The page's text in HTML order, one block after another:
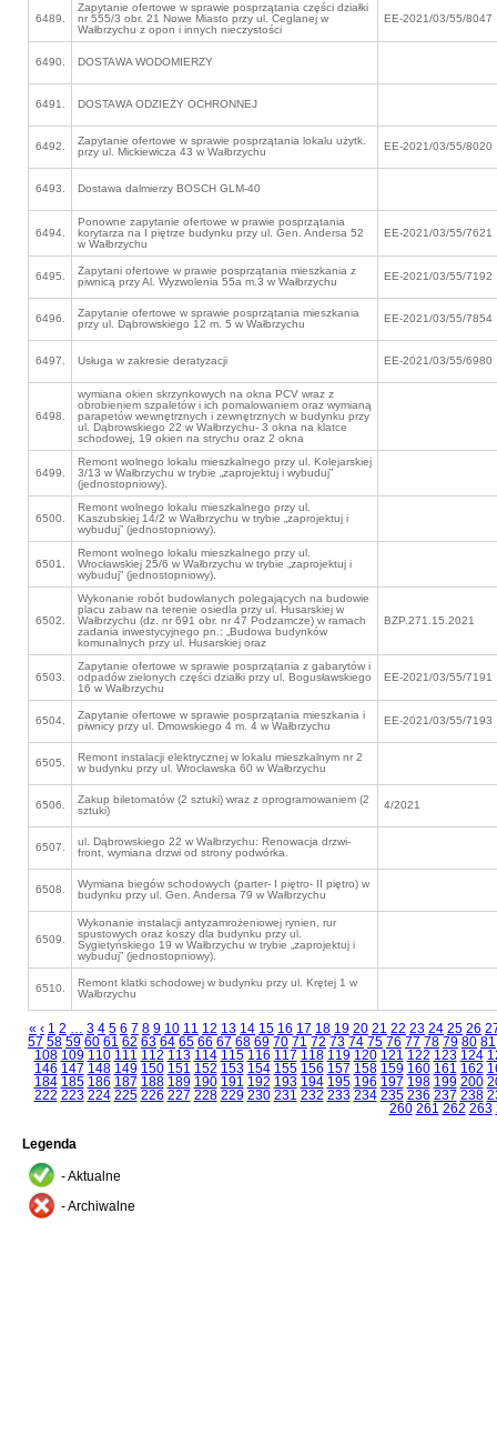
6489.
Zapytanie ofertowe w sprawie posprzątania części działki
nr 555/3 obr. 21 Nowe Miasto przy ul. Ceglanej w
Wałbrzychu z opon i innych nieczystości
EE-2021/03/55/8047
6490. DOSTAWA WODOMIERZY
6491. DOSTAWA ODZIEŻY OCHRONNEJ
6492.
Zapytanie ofertowe w sprawie posprzątania lokalu użytk.
przy ul. Mickiewicza 43 w Wałbrzychu
EE-2021/03/55/8020
6493. Dostawa dalmierzy BOSCH GLM-40
6494.
Ponowne zapytanie ofertowe w prawie posprzątania
korytarza na I piętrze budynku przy ul. Gen. Andersa 52
w Wałbrzychu
EE-2021/03/55/7621
6495.
Zapytani ofertowe w prawie posprzątania mieszkania z
piwnicą przy Al. Wyzwolenia 55a m.3 w Wałbrzychu
EE-2021/03/55/7192
6496.
Zapytanie ofertowe w sprawie posprzątania mieszkania
przy ul. Dąbrowskiego 12 m. 5 w Wałbrzychu
EE-2021/03/55/7854
6497. Usługa w zakresie deratyzacji EE-2021/03/55/6980
6498.
wymiana okien skrzynkowych na okna PCV wraz z
obrobieniem szpaletów i ich pomalowaniem oraz wymianą
parapetów wewnętrznych i zewnętrznych w budynku przy
ul. Dąbrowskiego 22 w Wałbrzychu- 3 okna na klatce
schodowej, 19 okien na strychu oraz 2 okna
6499.
Remont wolnego lokalu mieszkalnego przy ul. Kolejarskiej
3/13 w Wałbrzychu w trybie „zaprojektuj i wybuduj”
(jednostopniowy).
6500.
Remont wolnego lokalu mieszkalnego przy ul.
Kaszubskiej 14/2 w Wałbrzychu w trybie „zaprojektuj i
wybuduj” (jednostopniowy).
6501.
Remont wolnego lokalu mieszkalnego przy ul.
Wrocławskiej 25/6 w Wałbrzychu w trybie „zaprojektuj i
wybuduj” (jednostopniowy).
6502.
Wykonanie robót budowlanych polegających na budowie
placu zabaw na terenie osiedla przy ul. Husarskiej w
Wałbrzychu (dz. nr 691 obr. nr 47 Podzamcze) w ramach
zadania inwestycyjnego pn.: „Budowa budynków
komunalnych przy ul. Husarskiej oraz
BZP.271.15.2021
6503.
Zapytanie ofertowe w sprawie posprzątania z gabarytów i
odpadów zielonych części działki przy ul. Bogusławskiego
16 w Wałbrzychu
EE-2021/03/55/7191
6504.
Zapytanie ofertowe w sprawie posprzątania mieszkania i
piwnicy przy ul. Dmowskiego 4 m. 4 w Wałbrzychu
EE-2021/03/55/7193
6505.
Remont instalacji elektrycznej w lokalu mieszkalnym nr 2
w budynku przy ul. Wrocławska 60 w Wałbrzychu
6506.
Zakup biletomatów (2 sztuki) wraz z oprogramowaniem (2
sztuki)
4/2021
6507.
ul. Dąbrowskiego 22 w Wałbrzychu: Renowacja drzwi-
front, wymiana drzwi od strony podwórka.
6508.
Wymiana biegów schodowych (parter- I piętro- II piętro) w
budynku przy ul. Gen. Andersa 79 w Wałbrzychu
6509.
Wykonanie instalacji antyzamrożeniowej rynien, rur
spustowych oraz koszy dla budynku przy ul.
Sygietyńskiego 19 w Wałbrzychu w trybie „zaprojektuj i
wybuduj” (jednostopniowy).
6510.
Remont klatki schodowej w budynku przy ul. Krętej 1 w
Wałbrzychu
« ‹ 1 2 … 3 4 5 6 7 8 9 10 11 12 13 14 15 16 17 18 19 20 21 22 23 24 25 26
57 58 59 60 61 62 63 64 65 66 67 68 69 70 71 72 73 74 75 76 77 78 79 80 81
108 109 110 111 112 113 114 115 116 117 118 119 120 121 122 123 124
146 147 148 149 150 151 152 153 154 155 156 157 158 159 160 161 162
184 185 186 187 188 189 190 191 192 193 194 195 196 197 198 199 200
222 223 224 225 226 227 228 229 230 231 232 233 234 235 236 237 238
260 261 262 263
Legenda
- Aktualne
- Archiwalne